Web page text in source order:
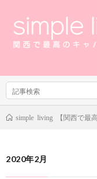
simple living 【関西で最
2020年2月